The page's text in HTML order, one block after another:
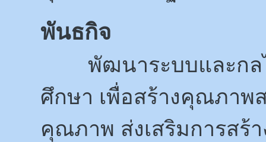
พันธกิจ
พัฒนาระบบและกลไ
ศึกษา เพื่อสร้างคุณภาพ
คุณภาพ ส่งเสริมการส